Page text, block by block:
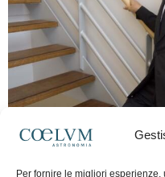
Per fornire le migliori
Frida Paolella - 16 Giugno 2026
spaziale europea e della